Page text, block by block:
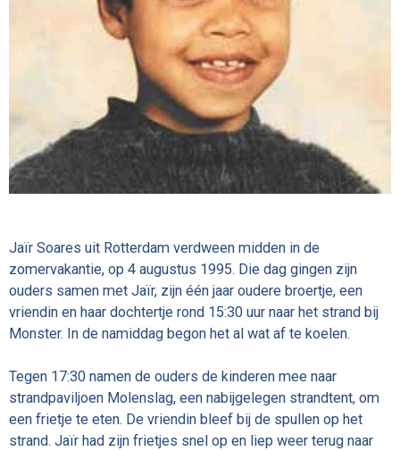
Jaïr Soares uit Rotterdam verdween midden in de
zomervakantie, op 4 augustus 1995. Die dag gingen zijn
ouders samen met Jaïr, zijn één jaar oudere broertje, een
vriendin en haar dochtertje rond 15:30 uur naar het strand bij
Monster. In de namiddag begon het al wat af te koelen.
Tegen 17:30 namen de ouders de kinderen mee naar
strandpaviljoen Molenslag, een nabijgelegen strandtent, om
een frietje te eten. De vriendin bleef bij de spullen op het
strand. Jaïr had zijn frietjes snel op en liep weer terug naar